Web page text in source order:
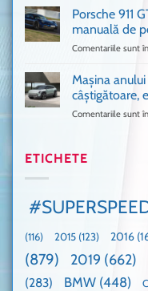
Porsche 911
manuală de
Comentariile sunt
Mașina
câștigătoare,
Comentariile sunt
ETICHETE
(116) 2015 (123) 2016
(879)
2019 (662)
(283)
BMW (448)